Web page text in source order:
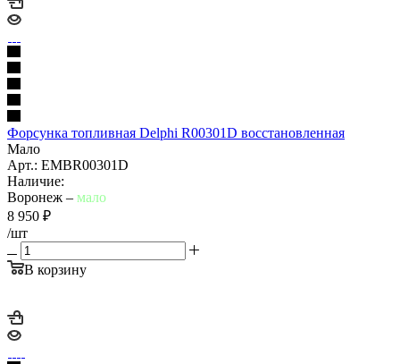
Форсунка топливная Delphi R00301D восстановленная
Мало
Арт.: EMBR00301D
Наличие:
Воронеж – мало
8 950 ₽
/шт
В корзину